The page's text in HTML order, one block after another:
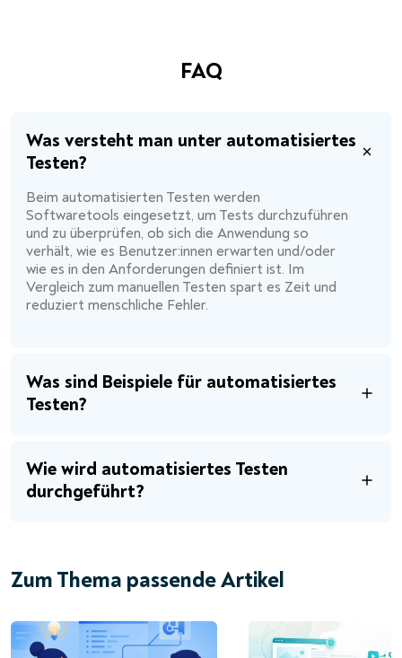
FAQ
Was versteht man unter automatisiertes
Testen?
Beim automatisierten Testen werden
Softwaretools eingesetzt, um Tests durchzuführen
und zu überprüfen, ob sich die Anwendung so
verhält, wie es Benutzer:innen erwarten und/oder
wie es in den Anforderungen definiert ist. Im
Vergleich zum manuellen Testen spart es Zeit und
reduziert menschliche Fehler.
Was sind Beispiele für automatisiertes
Testen?
Wie wird automatisiertes Testen
durchgeführt?
Zum Thema passende Artikel